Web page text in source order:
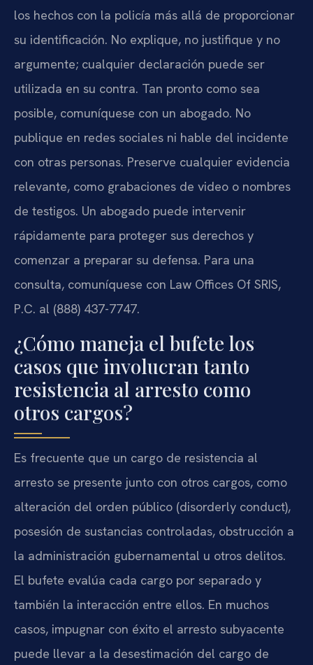
los hechos con la policía más allá de proporcionar
su identificación. No explique, no justifique y no
argumente; cualquier declaración puede ser
utilizada en su contra. Tan pronto como sea
posible, comuníquese con un abogado. No
publique en redes sociales ni hable del incidente
con otras personas. Preserve cualquier evidencia
relevante, como grabaciones de video o nombres
de testigos. Un abogado puede intervenir
rápidamente para proteger sus derechos y
comenzar a preparar su defensa. Para una
consulta, comuníquese con Law Offices Of SRIS,
P.C. al (888) 437-7747.
¿Cómo maneja el bufete los
casos que involucran tanto
resistencia al arresto como
otros cargos?
Es frecuente que un cargo de resistencia al
arresto se presente junto con otros cargos, como
alteración del orden público (disorderly conduct),
posesión de sustancias controladas, obstrucción a
la administración gubernamental u otros delitos.
El bufete evalúa cada cargo por separado y
también la interacción entre ellos. En muchos
casos, impugnar con éxito el arresto subyacente
puede llevar a la desestimación del cargo de